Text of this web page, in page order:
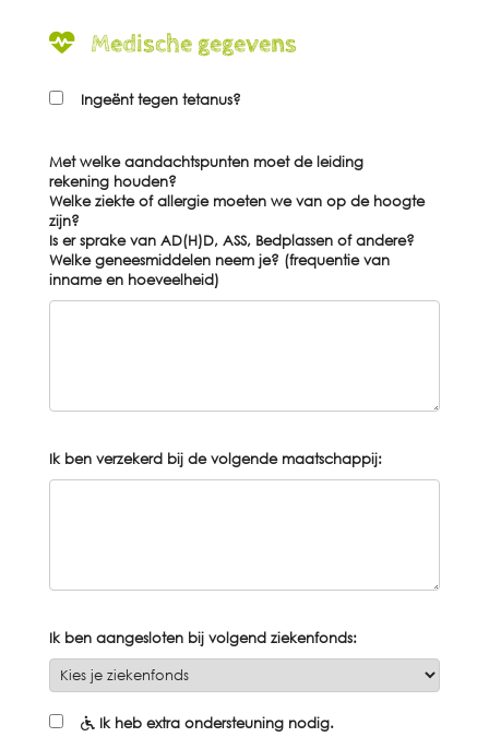
Medische gegevens
Ingeënt tegen tetanus?
Met welkeaandachtspunten moet de leiding
rekening houden?
Welkeziekteofallergiemoeten we van op de hoogte
zijn?
Is er sprake van AD(H)D, ASS, Bedplassen of andere?
Welkegeneesmiddelen neem je? (frequentie van
inname en hoeveelheid)
Ik ben verzekerd bij de volgende maatschappij:
Ik ben aangesloten bij volgend ziekenfonds:
Ik heb extra ondersteuning nodig.